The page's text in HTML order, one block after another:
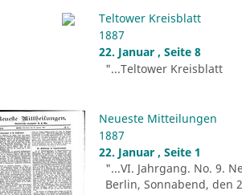
Teltower Kreisblatt
1887
22. Januar , Seite 8
"...Teltower Kreisblatt
Neueste Mitteilungen
1887
22. Januar , Seite 1
"...VI. Jahrgang. No. 9.
Berlin, Sonnabend, den